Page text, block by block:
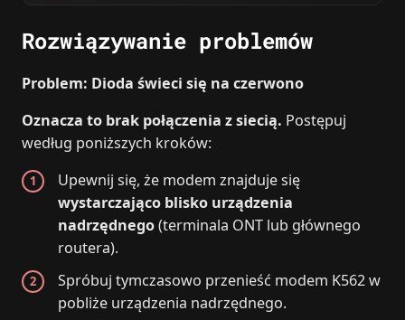
Rozwiązywanie problemów
Problem: Dioda świeci się na czerwono
Oznacza to brak połączenia z siecią. Postępuj
według poniższych kroków:
Upewnij się, że modem znajduje się
wystarczająco blisko urządzenia
nadrzędnego(terminala ONT lub głównego
routera).
Spróbuj tymczasowo przenieść modem K562 w
pobliże urządzenia nadrzędnego.